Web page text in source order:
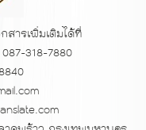
ารเพิ่มเติมได้ที่
318-7880